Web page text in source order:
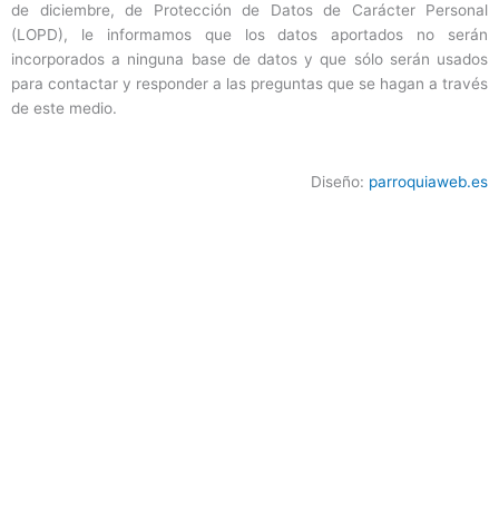
de diciembre, de Protección de Datos de Carácter Personal
(LOPD), le informamos que los datos aportados no serán
incorporados a ninguna base de datos y que sólo serán usados
para contactar y responder a las preguntas que se hagan a través
de este medio.
Diseño: parroquiaweb.es